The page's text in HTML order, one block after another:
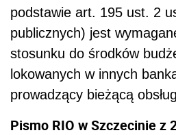
podstawie art. 195 ust. 2
publicznych) jest
stosunku do środków
lokowanych w innych
prowadzący bieżącą
Pismo RIO w Szczecinie z